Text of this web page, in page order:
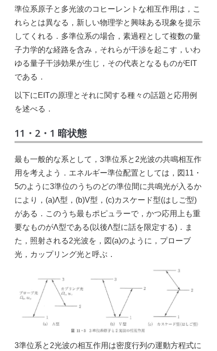
準位系原子と多光波のコヒーレントな相互作用は，こ
れらとは異なる，新しい物理学と興味ある現象を提示
してくれる．多準位系の場合，素過程として複数の量
子力学的な経路を含み，それらが干渉を起こす，いわ
ゆる量子干渉効果が生じ，その代表となるものがEIT
である．
以下にEITの原理とそれに関する種々の話題と応用例
を述べる．
11・2・1 暗状態
最も一般的な系として，3準位系と2光波の共鳴相互作
用を考えよう．エネルギー準位配置としては，図11・
5のように3準位のうちのどの準位間に共鳴光が入るか
により，(a)Λ型，(b)V型，(c)カスケード型(はしご型)
がある．このうち最もポピュラーで，かつ応用上も重
要なものがΛ型である(以後Λ型に話を限定する)．ま
た，照射される2光波を，図(a)のように，プローブ
光，カップリング光と呼ぶ．
3準位系と2光波の相互作用は密度行列の運動方程式に